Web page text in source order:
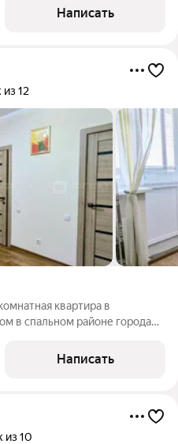
транспорта, почта. В
Написать
из 12
квартира в
в спальном районе города
остановка
сделан
Написать
из 10